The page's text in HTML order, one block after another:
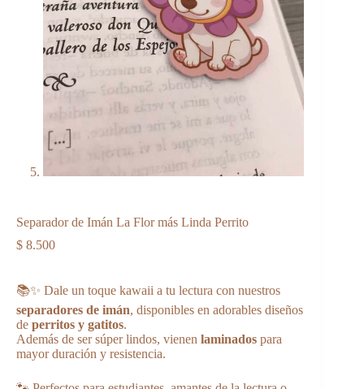
Separador de Imán La Flor más Linda Perrito
$ 8.500
📚✨ Dale un toque kawaii a tu lectura con nuestros
separadores de imán, disponibles en adorables diseños
de perritos y gatitos.
Además de ser súper lindos, vienen laminados para
mayor duración y resistencia.